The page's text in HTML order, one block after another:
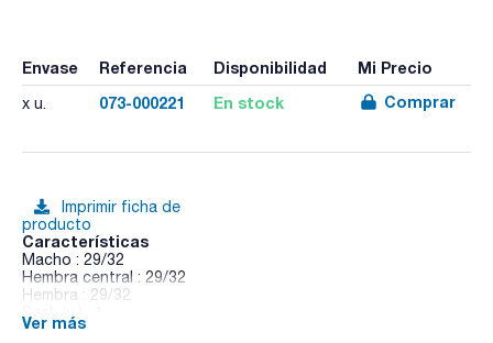
Envase Referencia Disponibilidad Mi Precio
x u. 073-000221 En stock Comprar
Imprimir ficha de
producto
Características
Macho : 29/32
Hembra central : 29/32
Hembra : 29/32
Ver más